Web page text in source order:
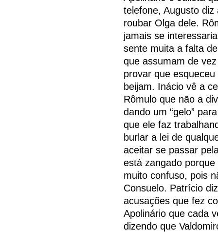
telefone, Augusto
roubar Olga dele.
jamais se
sente muita a falta
que assumam de
provar que
beijam. Inácio vê a
Rômulo que não a
dando um “gelo”
que ele faz
burlar a lei de
aceitar se passar
está zangado
muito confuso, pois
Consuelo. Patrício
acusações que fez
Apolinário que cada
dizendo que